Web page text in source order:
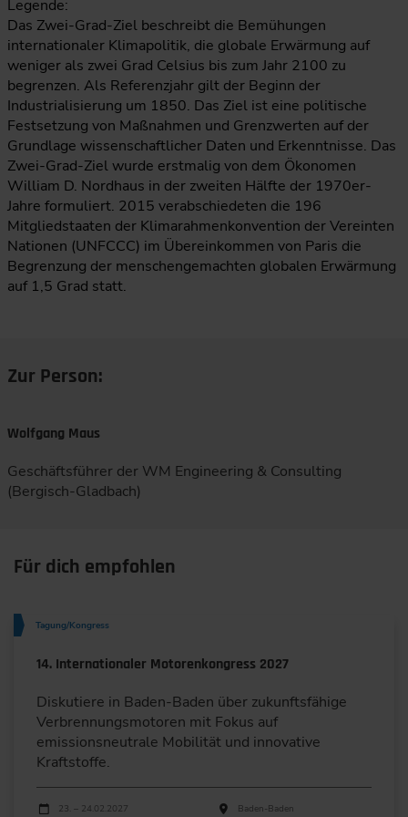
Legende:
Das Zwei-Grad-Ziel beschreibt die Bemühungen
internationaler Klimapolitik, die globale Erwärmung auf
weniger als zwei Grad Celsius bis zum Jahr 2100 zu
begrenzen. Als Referenzjahr gilt der Beginn der
Industrialisierung um 1850. Das Ziel ist eine politische
Festsetzung von Maßnahmen und Grenzwerten auf der
Grundlage wissenschaftlicher Daten und Erkenntnisse. Das
Zwei-Grad-Ziel wurde erstmalig von dem Ökonomen
William D. Nordhaus in der zweiten Hälfte der 1970er-
Jahre formuliert. 2015 verabschiedeten die 196
Mitgliedstaaten der Klimarahmenkonvention der Vereinten
Nationen (UNFCCC) im Übereinkommen von Paris die
Begrenzung der menschengemachten globalen Erwärmung
auf 1,5 Grad statt.
Zur Person:
Wolfgang Maus
Geschäftsführer der WM Engineering & Consulting
(Bergisch-Gladbach)
Für dich empfohlen
Tagung/Kongress
14. Internationaler Motorenkongress 2027
Diskutiere in Baden-Baden über zukunftsfähige
Verbrennungsmotoren mit Fokus auf
emissionsneutrale Mobilität und innovative
Kraftstoffe.
Durchführungen
Veranstaltungsdatum
23. – 24.02.2027 Baden-Baden